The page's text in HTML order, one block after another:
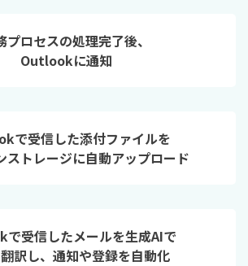
プロセスの処理完了後、
Outlookに通知
で受信した添付ファイルを
ストレージに自動アップロード
受信したメールを生成AIで
訳し、通知や登録を自動化